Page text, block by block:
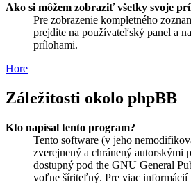
Ako si môžem zobraziť všetky svoje
Pre zobrazenie kompletného
prejdite na používateľský panel a
prílohami.
Hore
Záležitosti okolo phpBB
Kto napísal tento program?
Tento software (v jeho
zverejnený a chránený autorskými
dostupný pod the GNU General
voľne šíriteľný. Pre viac informácií